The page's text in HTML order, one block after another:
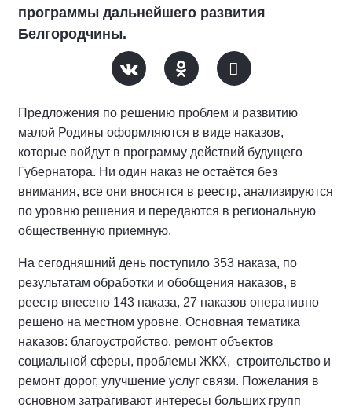
программы дальнейшего развития
Белгородчины.
Предложения по решению проблем и развитию
малой Родины оформляются в виде наказов,
которые войдут в программу действий будущего
Губернатора. Ни один наказ не остаётся без
внимания, все они вносятся в реестр, анализируются
по уровню решения и передаются в региональную
общественную приемную.
На сегодняшний день поступило 353 наказа, по
результатам обработки и обобщения наказов, в
реестр внесено 143 наказа, 27 наказов оперативно
решено на местном уровне. Основная тематика
наказов: благоустройство, ремонт объектов
социальной сферы, проблемы ЖКХ, строительство и
ремонт дорог, улучшение услуг связи. Пожелания в
основном затрагивают интересы больших групп